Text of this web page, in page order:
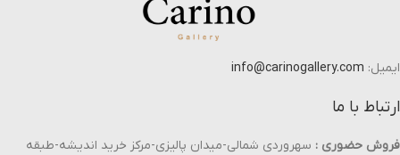
ایمیل: info@carinogallery.com
ارتباط با ما
فروش حضوری : سهروردی شمالی-میدان پالیزی-مرکز خرید اندیشه-طبقه